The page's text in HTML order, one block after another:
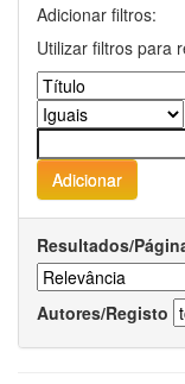
Adicionar filtros:
Utilizar filtros para
Resultados/
Autores/Registo